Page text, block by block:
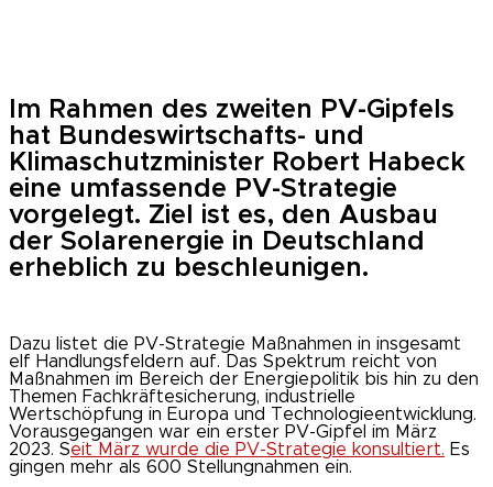
Im Rahmen des zweiten PV-Gipfels
hat Bundeswirtschafts- und
Klimaschutzminister Robert Habeck
eine umfassende PV-Strategie
vorgelegt. Ziel ist es, den Ausbau
der Solarenergie in Deutschland
erheblich zu beschleunigen.
Dazu listet die PV-Strategie Maßnahmen in insgesamt
elf Handlungsfeldern auf. Das Spektrum reicht von
Maßnahmen im Bereich der Energiepolitik bis hin zu den
Themen Fachkräftesicherung, industrielle
Wertschöpfung in Europa und Technologieentwicklung.
Vorausgegangen war ein erster PV-Gipfel im März
2023. Seit März wurde die PV-Strategie konsultiert. Es
gingen mehr als 600 Stellungnahmen ein.